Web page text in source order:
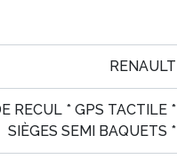
RENAULT
RECUL * GPS TACTILE *
SIÈGES SEMI BAQUETS *